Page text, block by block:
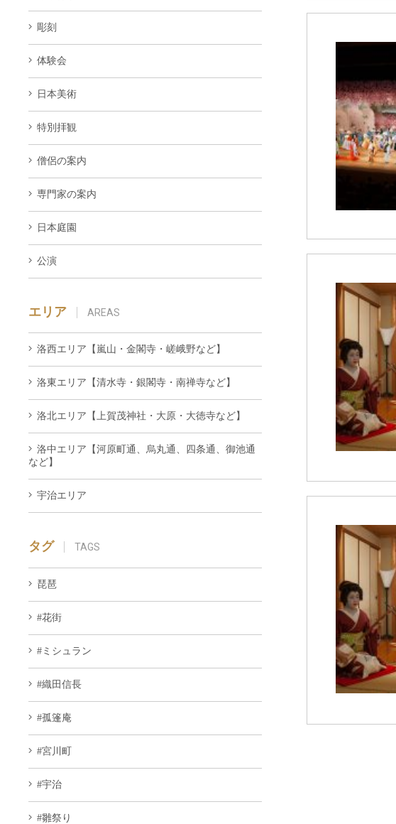
彫刻
体験会
日本美術
特別拝観
僧侶の案内
専門家の案内
日本庭園
公演
エリア AREAS
洛西エリア【嵐山・金閣寺・嵯峨野など】
洛東エリア【清水寺・銀閣寺・南禅寺など】
洛北エリア【上賀茂神社・大原・大徳寺など】
洛中エリア【河原町通、烏丸通、四条通、御池通
など】
宇治エリア
タグ TAGS
琵琶
#花街
#ミシュラン
#織田信長
#孤篷庵
#宮川町
#宇治
#雛祭り